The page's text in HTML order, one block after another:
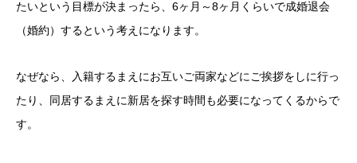
たいという目標が決まったら、6ヶ月～8ヶ月くらいで成婚退会
（婚約）するという考えになります。
なぜなら、入籍するまえにお互いご両家などにご挨拶をしに行っ
たり、同居するまえに新居を探す時間も必要になってくるからで
す。